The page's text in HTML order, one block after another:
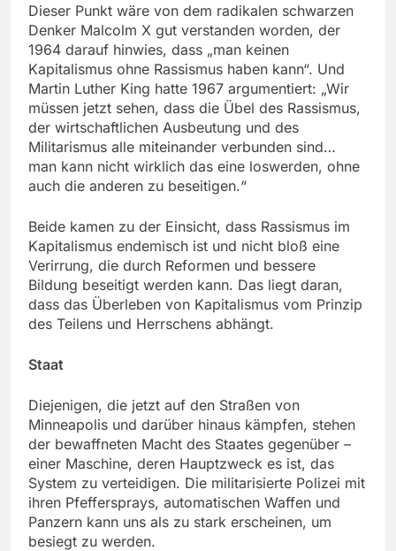
Dieser Punkt wäre von dem radikalen schwarzen
Denker Malcolm X gut verstanden worden, der
1964 darauf hinwies, dass „man keinen
Kapitalismus ohne Rassismus haben kann“. Und
Martin Luther King hatte 1967 argumentiert: „Wir
müssen jetzt sehen, dass die Übel des Rassismus,
der wirtschaftlichen Ausbeutung und des
Militarismus alle miteinander verbunden sind…
man kann nicht wirklich das eine loswerden, ohne
auch die anderen zu beseitigen.“
Beide kamen zu der Einsicht, dass Rassismus im
Kapitalismus endemisch ist und nicht bloß eine
Verirrung, die durch Reformen und bessere
Bildung beseitigt werden kann. Das liegt daran,
dass das Überleben von Kapitalismus vom Prinzip
des Teilens und Herrschens abhängt.
Staat
Diejenigen, die jetzt auf den Straßen von
Minneapolis und darüber hinaus kämpfen, stehen
der bewaffneten Macht des Staates gegenüber –
einer Maschine, deren Hauptzweck es ist, das
System zu verteidigen. Die militarisierte Polizei mit
ihren Pfeffersprays, automatischen Waffen und
Panzern kann uns als zu stark erscheinen, um
besiegt zu werden.